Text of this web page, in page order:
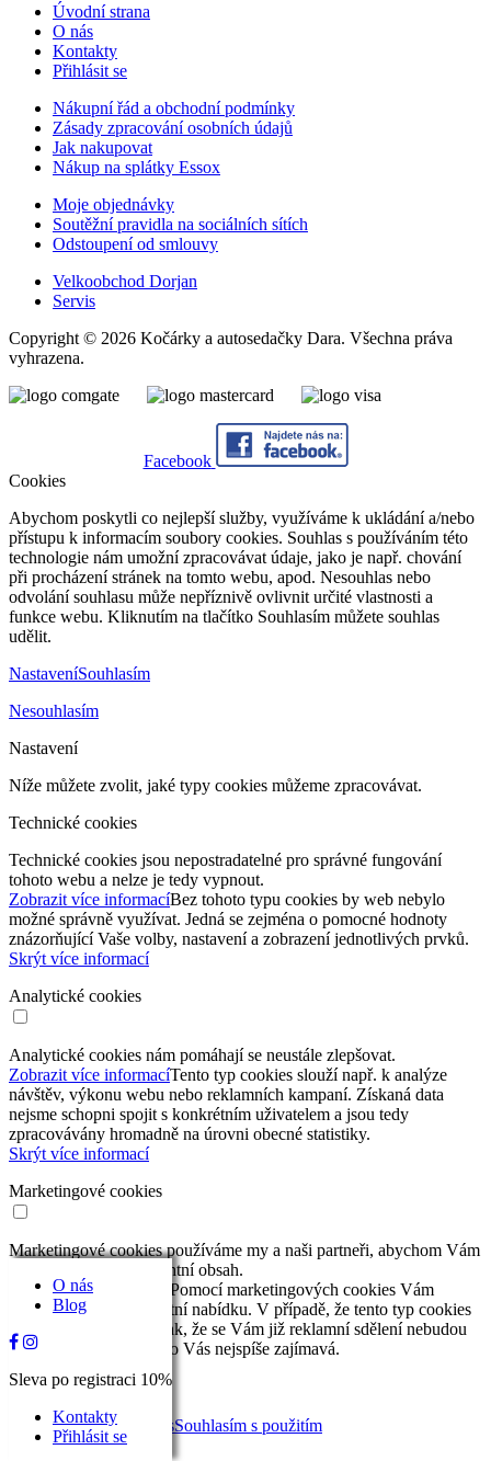
O nás
Blog
Sleva po registraci 10%
Kontakty
Přihlásit se
Úvodní strana
O nás
Kontakty
Přihlásit se
Nákupní řád a obchodní podmínky
Zásady zpracování osobních údajů
Jak nakupovat
Nákup na splátky Essox
Moje objednávky
Soutěžní pravidla na sociálních sítích
Odstoupení od smlouvy
Velkoobchod Dorjan
Servis
Copyright © 2026 Kočárky a autosedačky Dara. Všechna práva
vyhrazena.
Facebook
Cookies
Abychom poskytli co nejlepší služby, využíváme k ukládání a/nebo
přístupu k informacím soubory cookies. Souhlas s používáním této
technologie nám umožní zpracovávat údaje, jako je např. chování
při procházení stránek na tomto webu, apod. Nesouhlas nebo
odvolání souhlasu může nepříznivě ovlivnit určité vlastnosti a
funkce webu. Kliknutím na tlačítko Souhlasím můžete souhlas
udělit.
NastaveníSouhlasím
Nesouhlasím
Nastavení
Níže můžete zvolit, jaké typy cookies můžeme zpracovávat.
Technické cookies
Technické cookies jsou nepostradatelné pro správné fungování
tohoto webu a nelze je tedy vypnout.
Zobrazit více informacíBez tohoto typu cookies by web nebylo
možné správně využívat. Jedná se zejména o pomocné hodnoty
znázorňující Vaše volby, nastavení a zobrazení jednotlivých prvků.
Skrýt více informací
Analytické cookies
Analytické cookies nám pomáhají se neustále zlepšovat.
Zobrazit více informacíTento typ cookies slouží např. k analýze
návštěv, výkonu webu nebo reklamních kampaní. Získaná data
nejsme schopni spojit s konkrétním uživatelem a jsou tedy
zpracovávány hromadně na úrovni obecné statistiky.
Skrýt více informací
Marketingové cookies
Marketingové cookies používáme my a naši partneři, abychom Vám
mohli nabídnout relevantní obsah.
Zobrazit více informací
Pomocí marketingových cookies Vám
můžeme zajistit relevantní nabídku. V případě, že tento typ cookies
nepovolíte, nezajistíte tak, že se Vám již reklamní sdělení nebudou
nabízet, ale nebudou pro Vás nejspíše zajímavá.
vybraných typů cookiesSouhlasím s použitím
všech typů cookies